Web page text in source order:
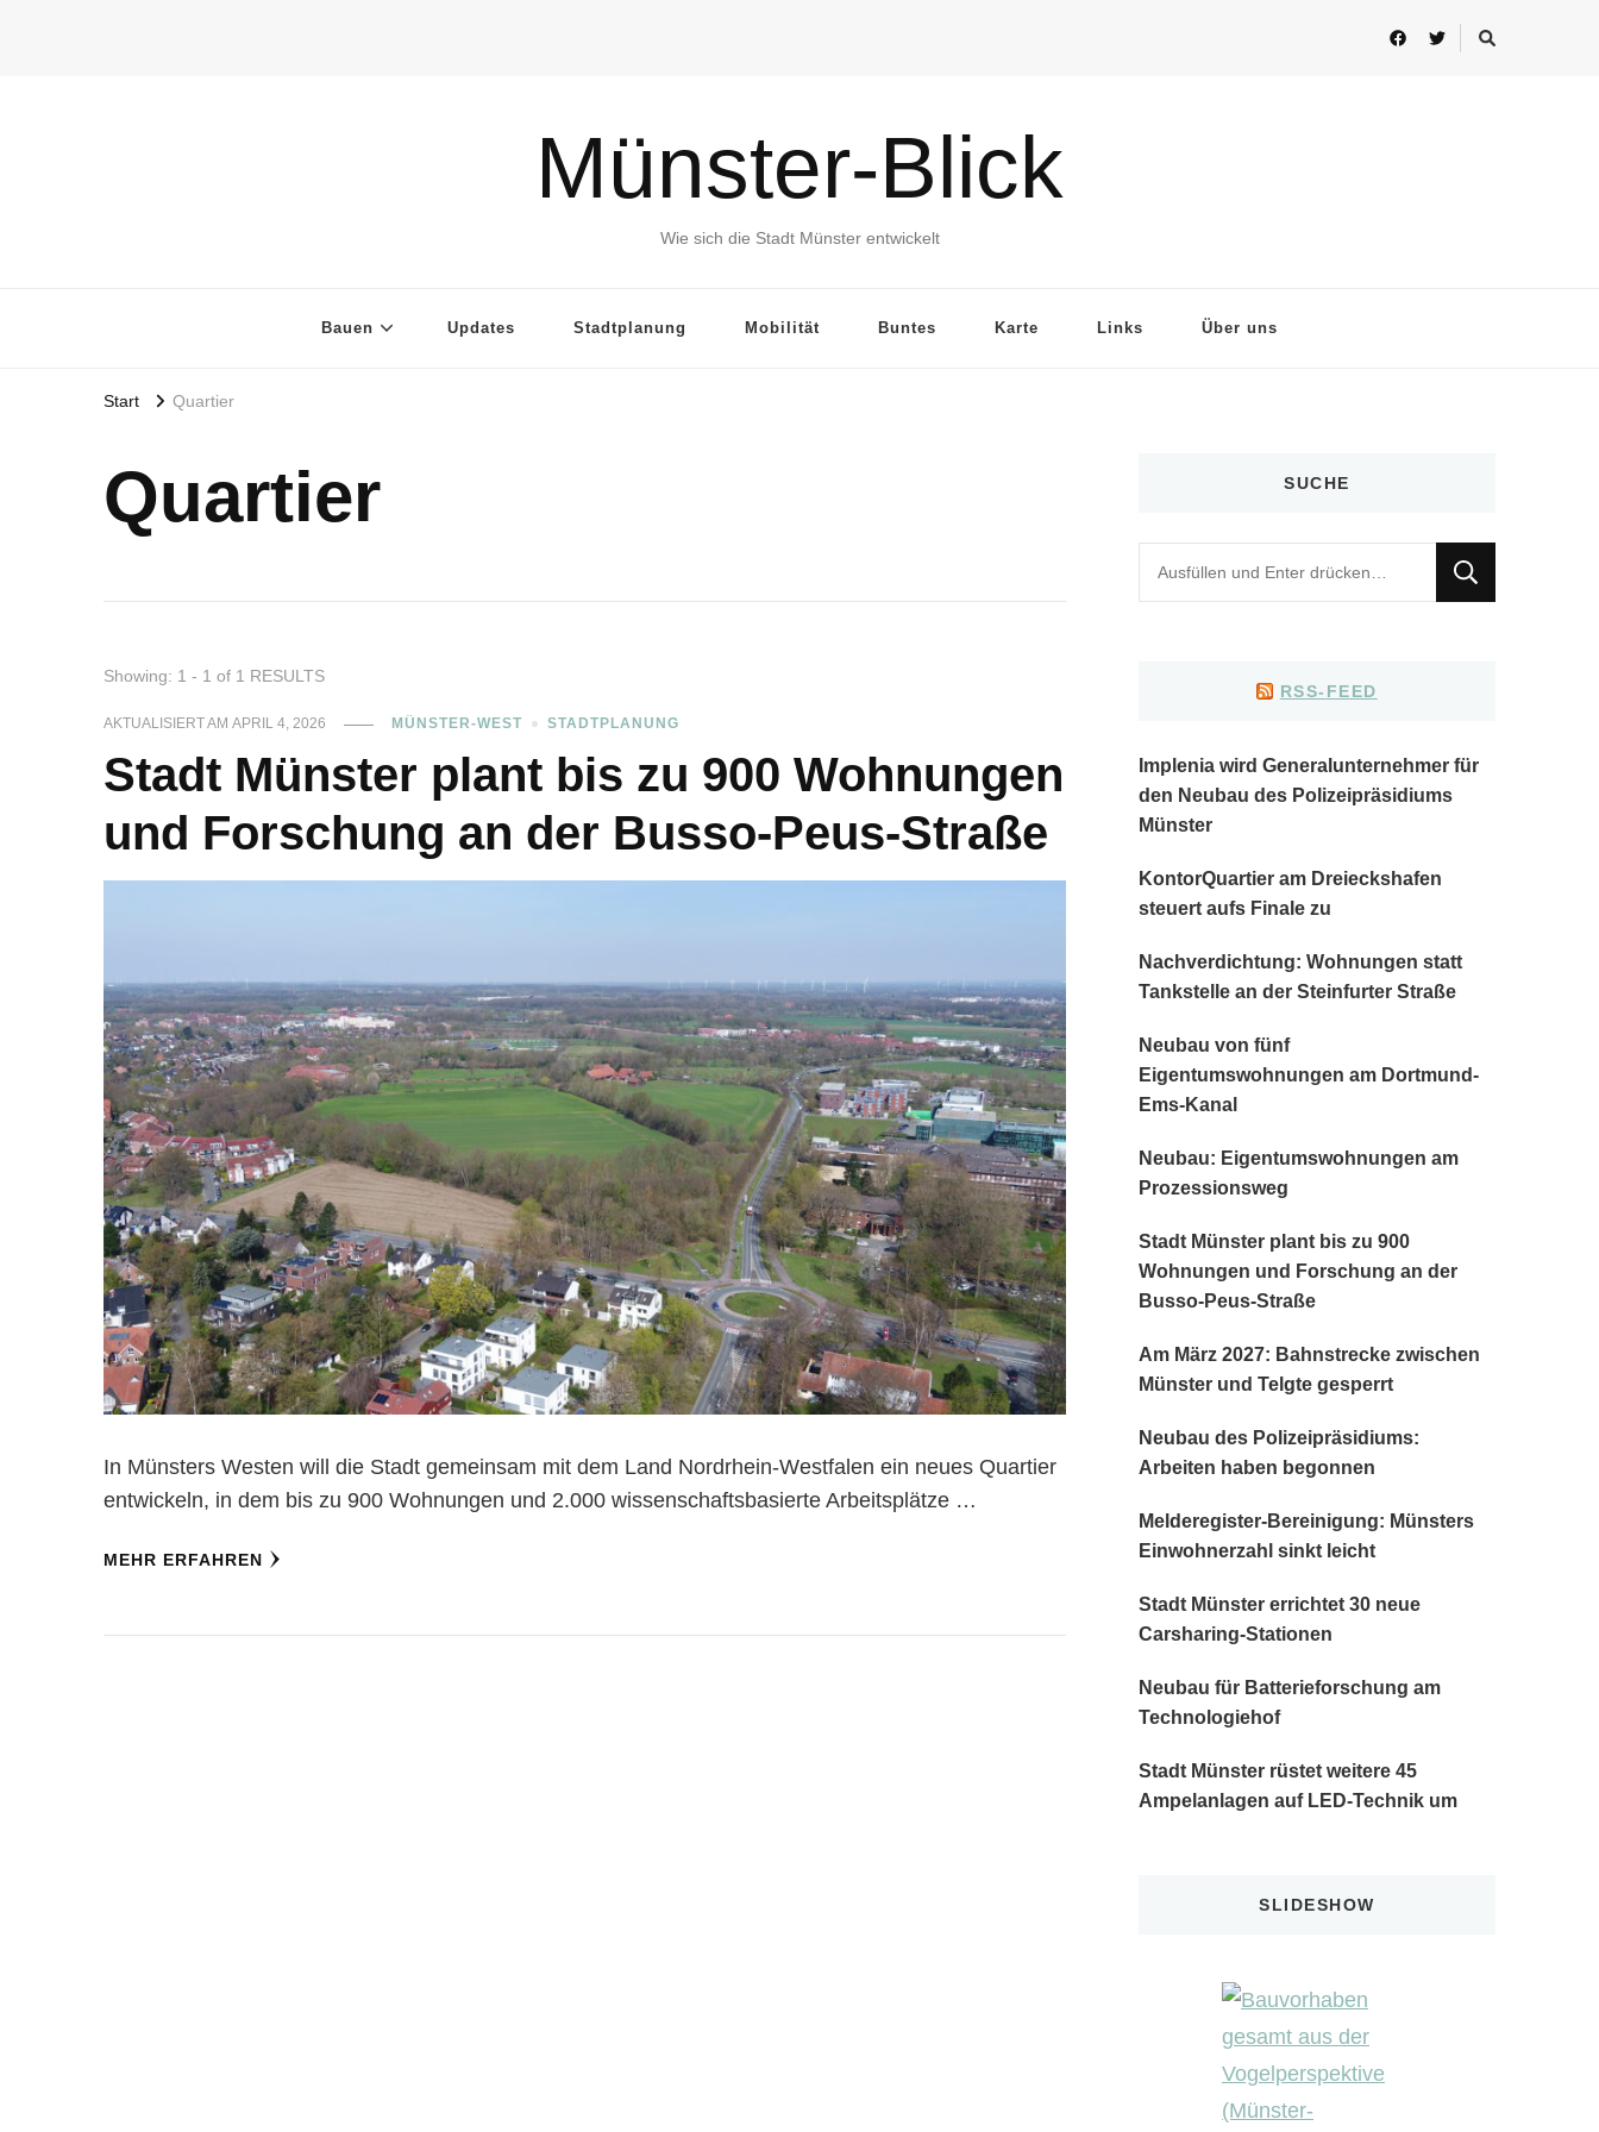
Münster-Blick
Wie sich die Stadt Münster entwickelt
Bauen Updates Stadtplanung Mobilität Buntes Karte Links Über uns
Start Quartier
Quartier
Showing: 1 - 1 of 1 RESULTS
AKTUALISIERT AMAPRIL 4, 2026 MÜNSTER-WEST STADTPLANUNG
Stadt Münster plant bis zu 900 Wohnungen
und Forschung an der Busso-Peus-Straße
In Münsters Westen will die Stadt gemeinsam mit dem Land Nordrhein-Westfalen ein neues Quartier
entwickeln, in dem bis zu 900 Wohnungen und 2.000 wissenschaftsbasierte Arbeitsplätze …
MEHR ERFAHREN
SUCHE
du
RSS-FEED
Implenia wird Generalunternehmer für
den Neubau des Polizeipräsidiums
Münster
KontorQuartier am Dreieckshafen
steuert aufs Finale zu
Nachverdichtung: Wohnungen statt
Tankstelle an der Steinfurter Straße
Neubau von fünf
Eigentumswohnungen am Dortmund-
Ems-Kanal
Neubau: Eigentumswohnungen am
Prozessionsweg
Stadt Münster plant bis zu 900
Wohnungen und Forschung an der
Busso-Peus-Straße
Am März 2027: Bahnstrecke zwischen
Münster und Telgte gesperrt
Neubau des Polizeipräsidiums:
Arbeiten haben begonnen
Melderegister-Bereinigung: Münsters
Einwohnerzahl sinkt leicht
Stadt Münster errichtet 30 neue
Carsharing-Stationen
Neubau für Batterieforschung am
Technologiehof
Stadt Münster rüstet weitere 45
Ampelanlagen auf LED-Technik um
SLIDESHOW